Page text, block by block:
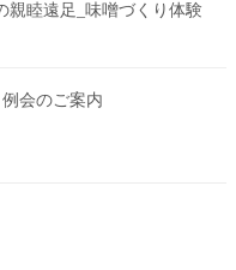
親睦遠足_味噌づくり体験
例会のご案内